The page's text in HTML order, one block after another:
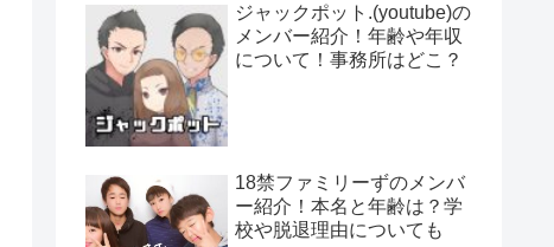
ジャックポット.(youtube)の
メンバー紹介！年齢や年収
について！事務所はどこ？
18禁ファミリーずのメンバ
ー紹介！本名と年齢は？学
校や脱退理由についても